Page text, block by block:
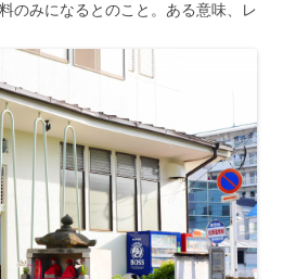
のみになるとのこと。ある意味、レ